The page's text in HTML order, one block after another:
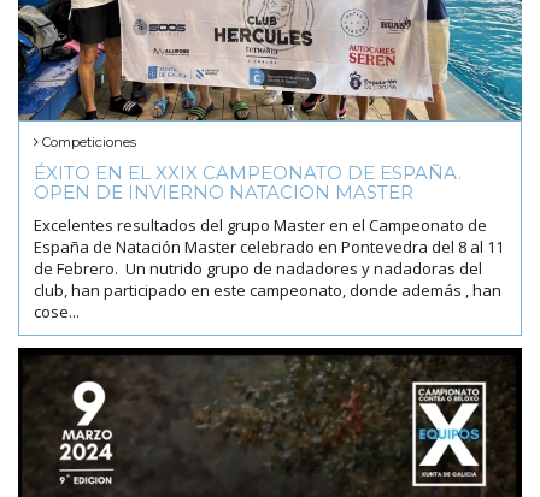
Competiciones
ÉXITO EN EL XXIX CAMPEONATO DE ESPAÑA.
OPEN DE INVIERNO NATACION MASTER
Excelentes resultados del grupo Master en el Campeonato de
España de Natación Master celebrado en Pontevedra del 8 al 11
de Febrero. Un nutrido grupo de nadadores y nadadoras del
club, han participado en este campeonato, donde además , han
cose...